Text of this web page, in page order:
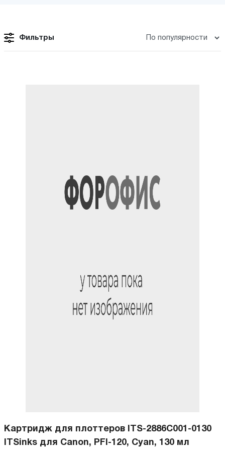
Фильтры
Картридж для плоттеров ITS-2886C001-0130
ITSinks для Canon, PFI-120, Cyan, 130 мл